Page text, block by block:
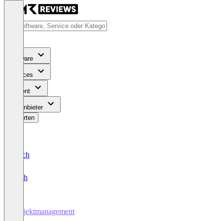
Software
Services
Content
Für Anbieter
Bewerten
Deutsch
English
Projektmanagement